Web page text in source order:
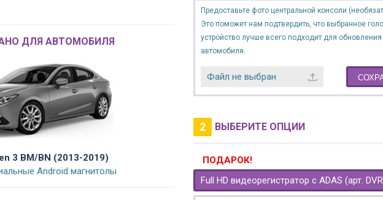
ДЛЯ АВТОМОБИЛЯ
3 BM/BN (2013-2019)
Android магнитолы
Предоставьте фото центральной консоли
Это поможет нам подтвердить, что выбранное
устройство лучше всего подходит для
автомобиля.
Файл не выбран
2 ВЫБЕРИТЕ ОПЦИИ
ПОДАРОК!
Full HD видеорегистратор с ADAS (арт.